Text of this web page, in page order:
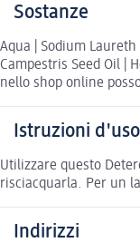
Sostanze
Aqua | Sodium
Campestris Seed Oil |
nello shop online
Istruzioni d'uso
Utilizzare questo
risciacquarla. Per un
Indirizzi